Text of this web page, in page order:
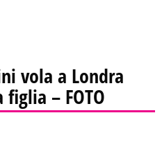
vola a Londra
– FOTO